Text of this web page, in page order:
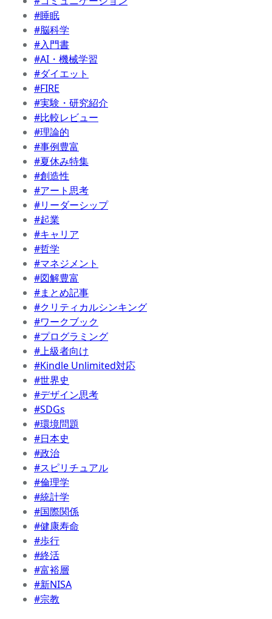
#睡眠
#脳科学
#入門書
#AI・機械学習
#ダイエット
#FIRE
#実験・研究紹介
#比較レビュー
#理論的
#事例豊富
#夏休み特集
#創造性
#アート思考
#リーダーシップ
#起業
#キャリア
#哲学
#マネジメント
#図解豊富
#まとめ記事
#クリティカルシンキング
#ワークブック
#プログラミング
#上級者向け
#Kindle Unlimited対応
#世界史
#デザイン思考
#SDGs
#環境問題
#日本史
#政治
#スピリチュアル
#倫理学
#統計学
#国際関係
#健康寿命
#歩行
#終活
#富裕層
#新NISA
#宗教